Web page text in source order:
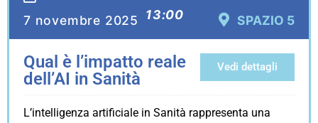
7 novembre 2025
13:00
SPAZIO 5
Qual è l’impatto reale
dell’AI in Sanità
Vedi dettagli
L’intelligenza artificiale in Sanità rappresenta una